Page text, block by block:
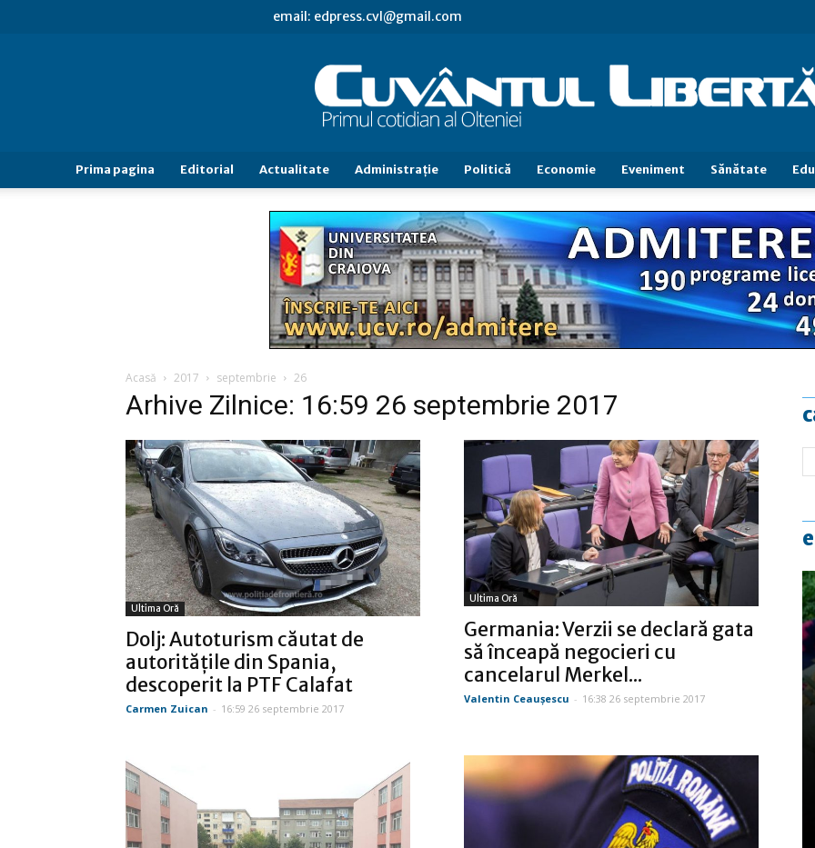
email: edpress.cvl@gmail.com
Cuvântul
Libertăţii
Prima pagina Editorial Actualitate Administraţie Politică Economie Eveniment Sănătate
Acasă 2017 septembrie 26
Arhive Zilnice: 16:59 26 septembrie 2017
Ultima Oră
Dolj: Autoturism căutat de
autorităţile din Spania,
descoperit la PTF Calafat
Carmen Zuican - 16:59 26 septembrie 2017
Ultima Oră
Germania: Verzii se declară gata
să înceapă negocieri cu
cancelarul Merkel...
Valentin Ceauşescu - 16:38 26 septembrie 2017